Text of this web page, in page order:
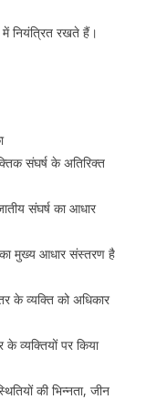
में नियंत्रित रखते हैं।
संघर्ष के अतिरिक्त
संघर्ष का आधार
का मुख्य आधार संस्तरण है
के व्यक्ति को अधिकार
व्यक्तियों पर किया
की भिन्नता, जीन